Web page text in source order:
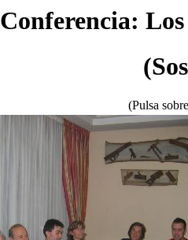
Conferencia:
(Pulsa